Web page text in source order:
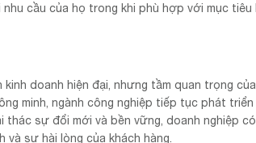
cầu của họ trong khi phù hợp với mục tiêu
doanh hiện đại, nhưng tầm quan trọng của
minh, ngành công nghiệp tiếp tục phát
thác sự đổi mới và bền vững, doanh nghiệp
sự hài lòng của khách hàng.